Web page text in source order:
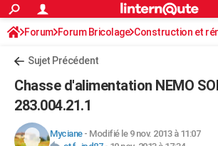
ACTUALITÉS
Politique
Société
Faits Divers
Education
Monde
Villes
+
Programme TV
TNTStreaming
Cinéma
Sorties cinéma
Musique
+FINANCE
Retraite
Impôts
Epargne
Immobilier
Risques naturels par ville
Banque
Assurance
Crédit
AUTO
S'inscrire
Connexion
Forum Forum Bricolage Construction et
Sujet Précédent
Chasse d'alimentation NEMO
283.004.21.1
Myciane- Modifié le 9 nov. 2013 à 11:07